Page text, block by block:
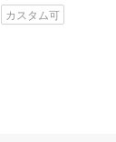
カスタム可